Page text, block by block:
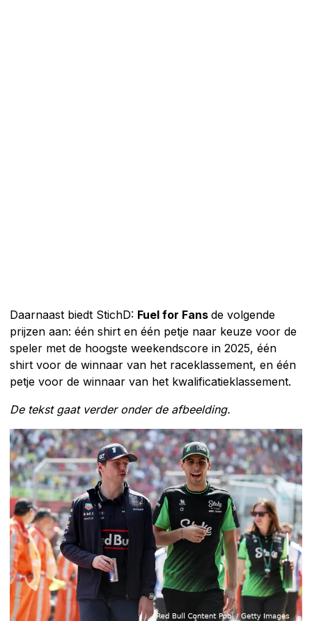
Daarnaast biedt StichD: Fuel for Fans de volgende
prijzen aan: één shirt en één petje naar keuze voor de
speler met de hoogste weekendscore in 2025, één
shirt voor de winnaar van het raceklassement, en één
petje voor de winnaar van het kwalificatieklassement.
De tekst gaat verder onder de afbeelding.